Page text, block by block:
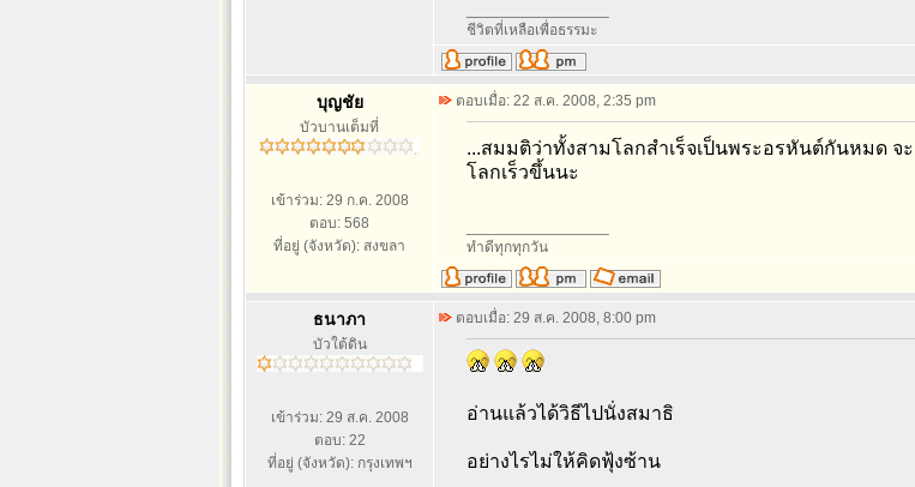
ชีวิตที่เหลือเพื่อธรรมะ
บุญชัย
บัวบานเต็มที่
เข้าร่วม: 29 ก.ค. 2008
ตอบ: 568
ที่อยู่ (จังหวัด): สงขลา
ตอบเมื่อ: 22 ส.ค. 2008, 2:35 pm
...สมมติว่าทั้งสามโลกสำเร็จเป็นพระอรหันต์กันหมด จะ
โลกเร็วขึ้นนะ
ทำดีทุกทุกวัน
ธนาภา
บัวใต้ดิน
เข้าร่วม: 29 ส.ค. 2008
ตอบ: 22
ที่อยู่ (จังหวัด): กรุงเทพฯ
ตอบเมื่อ: 29 ส.ค. 2008, 8:00 pm
อ่านแล้วได้วิธีไปนั่งสมาธิ
อย่างไรไม่ให้คิดฟุ้งซ้าน